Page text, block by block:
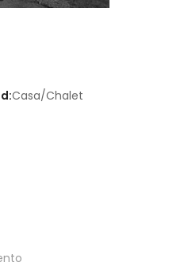
Casa/Chalet